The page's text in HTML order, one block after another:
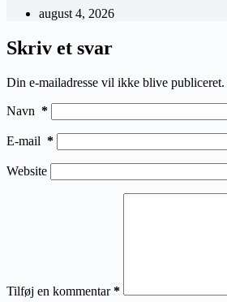
august 4, 2026
Skriv et svar
Din e-mailadresse vil ikke blive publiceret.
Navn *
E-mail *
Website
Tilføj en kommentar*